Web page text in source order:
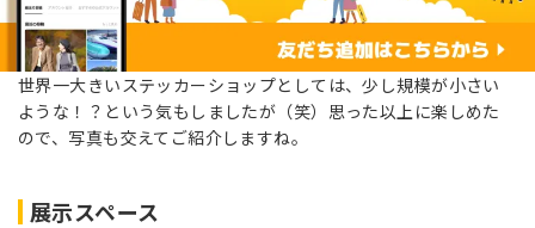
世界一大きいステッカーショップとしては、少し規模が小さい
ような！？という気もしましたが（笑）思った以上に楽しめた
ので、写真も交えてご紹介しますね。
展示スペース